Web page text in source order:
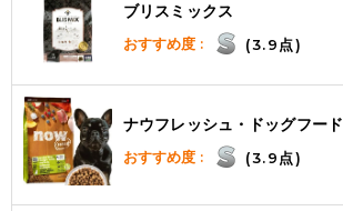
ブリスミックス
おすすめ度 : (3.9点)
ナウフレッシュ・ドッグフード
おすすめ度 : (3.9点)